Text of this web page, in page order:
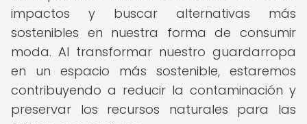
impactos y buscar alternativas más
sostenibles en nuestra forma de consumir
moda. Al transformar nuestro guardarropa
en un espacio más sostenible, estaremos
contribuyendo a reducir la contaminación y
preservar los recursos naturales para las